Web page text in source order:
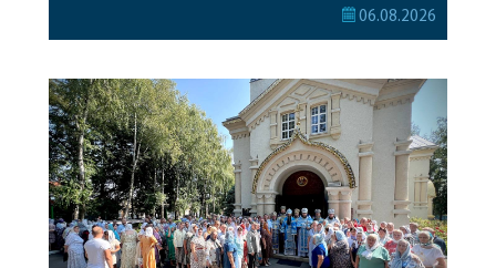
секретар Єпархіальної Ради від імені членів Ради
побажавши йому міцного здоров’я, Божої
допомоги, миру, духовної радості та
благословенних успіхів у подальшому
архіпастирському служінні. […]
06.08.2026